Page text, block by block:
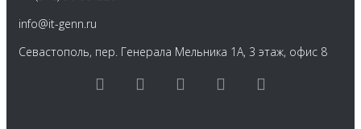
info@it-genn.ru
Севастополь, пер. Генерала Мельника 1А, 3 этаж, офис 8